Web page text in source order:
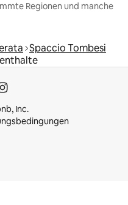
Regionen und manche
Spaccio Tombesi
Inc.